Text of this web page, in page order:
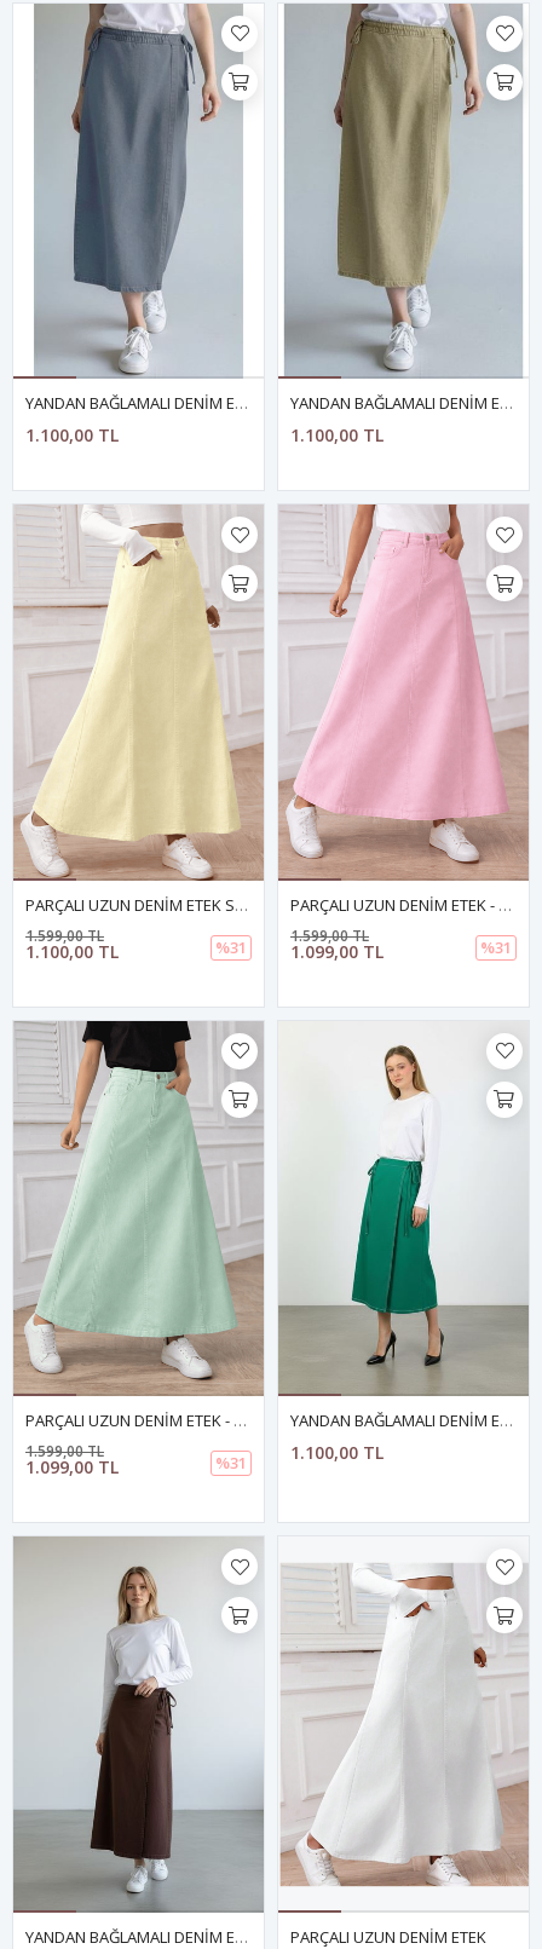
YANDAN BAĞLAMALI DENİM ETEK- ANTRASİT
1.100,00 TL
YANDAN BAĞLAMALI DENİM ETEK- HAKİ
1.100,00 TL
PARÇALI UZUN DENİM ETEK SARI
1.100,00 TL
1.599,00 TL
%31
PARÇALI UZUN DENİM ETEK - PEMBE
1.099,00 TL
1.599,00 TL
%31
PARÇALI UZUN DENİM ETEK - YEŞİL
1.099,00 TL
1.599,00 TL
%31
YANDAN BAĞLAMALI DENİM ETEK YEŞİL
1.100,00 TL
YANDAN BAĞLAMALI DENİM ETEK- KAHVERENGİ PARÇALI UZUN DENİM ETEK